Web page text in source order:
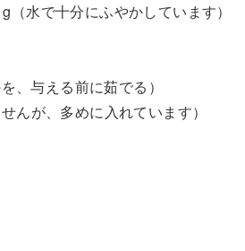
水で十分にふやかしています）
、与える前に茹でる）
んが、多めに入れています）